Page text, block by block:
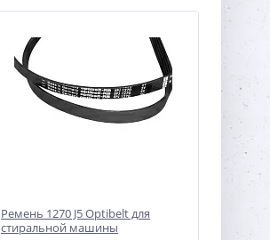
Ремень 1270 J5 Optibelt для
стиральной машины